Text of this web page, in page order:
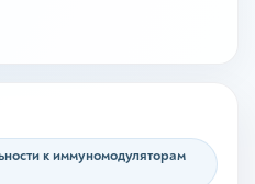
к иммуномодуляторам